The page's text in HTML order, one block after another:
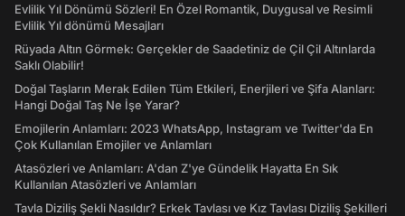
Evlilik Yıl Dönümü Sözleri! En Özel Romantik, Duygusal ve Resimli
Evlilik Yıl dönümü Mesajları
Rüyada Altın Görmek: Gerçekler de Saadetiniz de Çil Çil Altınlarda
Saklı Olabilir!
Doğal Taşların Merak Edilen Tüm Etkileri, Enerjileri ve Şifa Alanları:
Hangi Doğal Taş Ne İşe Yarar?
Emojilerin Anlamları: 2023 WhatsApp, Instagram ve Twitter'da En
Çok Kullanılan Emojiler ve Anlamları
Atasözleri ve Anlamları: A'dan Z'ye Gündelik Hayatta En Sık
Kullanılan Atasözleri ve Anlamları
Tavla Diziliş Şekli Nasıldır? Erkek Tavlası ve Kız Tavlası Diziliş Şekilleri